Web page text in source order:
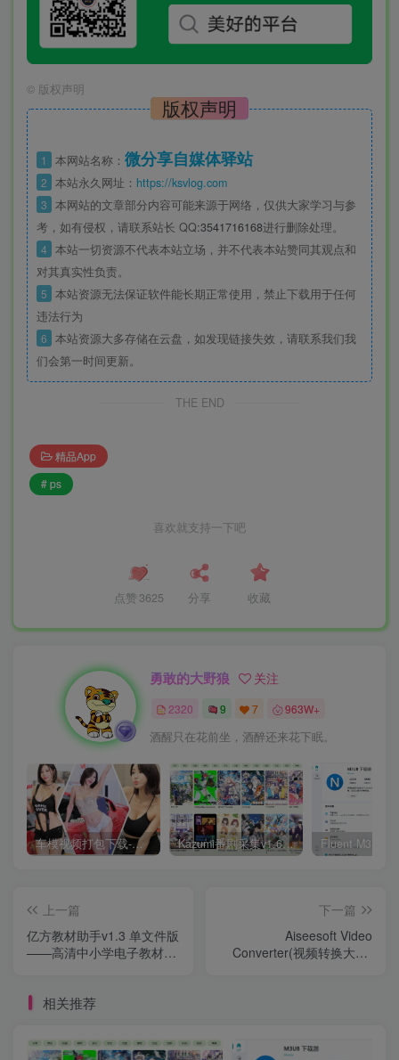
© 版权声明
版权声明
1 本网站名称： 微分享自媒体驿站
2 本站永久网址： https://ksvlog.com
3 本网站的文章部分内容可能来源于网络，仅供大家学习与参
考，如有侵权，请联系站长 QQ:3541716168进行删除处理。
4 本站一切资源不代表本站立场，并不代表本站赞同其观点和
对其真实性负责。
5 本站资源无法保证软件能长期正常使用，禁止下载用于任何
违法行为
6 本站资源大多存储在云盘，如发现链接失效，请联系我们我
们会第一时间更新。
THE END
精品App
# ps
喜欢就支持一下吧
点赞 3625 分享 收藏
勇敢的大野狼 关注
2320 9 7 963W+
酒醒只在花前坐，酒醉还来花下眠。
车模视频打包下载-高清无水印版 Kazumi番剧采集v1.6.9：支持自定义规则+在线观看+弹幕，跨平台下载
上一篇
亿方教材助手v1.3 单文件版
——高清中小学电子教材下
下一篇
Aiseesoft Video
Converter(视频转换大师)
相关推荐